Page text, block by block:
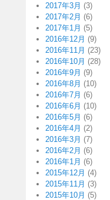
2017年3月 (3)
2017年2月 (6)
2017年1月 (5)
2016年12月 (9)
2016年11月 (23)
2016年10月 (28)
2016年9月 (9)
2016年8月 (10)
2016年7月 (6)
2016年6月 (10)
2016年5月 (6)
2016年4月 (2)
2016年3月 (7)
2016年2月 (6)
2016年1月 (6)
2015年12月 (4)
2015年11月 (3)
2015年10月 (5)